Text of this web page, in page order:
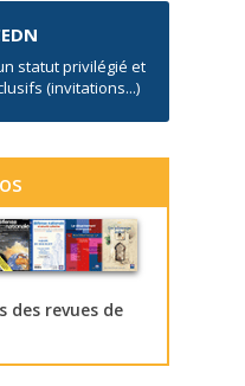
statut privilégié et
(invitations...)
des revues de